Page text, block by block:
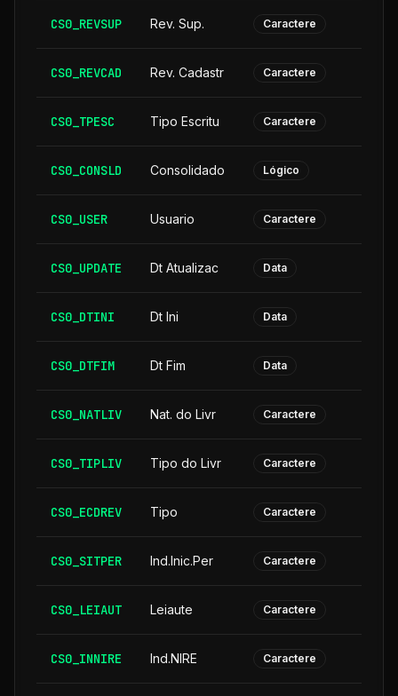
CS0_REVSUP Rev. Sup. Caractere
CS0_REVCAD Rev. Cadastr Caractere
CS0_TPESC Tipo Escritu Caractere
CS0_CONSLD Consolidado Lógico
CS0_USER Usuario Caractere
CS0_UPDATE Dt Atualizac Data
CS0_DTINI Dt Ini Data
CS0_DTFIM Dt Fim Data
CS0_NATLIV Nat. do Livr Caractere
CS0_TIPLIV Tipo do Livr Caractere
CS0_ECDREV Tipo Caractere
CS0_SITPER Ind.Inic.Per Caractere
CS0_LEIAUT Leiaute Caractere
CS0_INNIRE Ind.NIRE Caractere